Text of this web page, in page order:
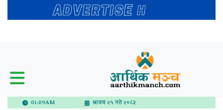
01:09AM श्रावण २५ गते २०८३